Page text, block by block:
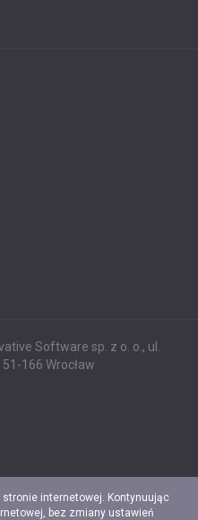
Software sp. z o. o., ul.
166 Wrocław
internetowej. Kontynuując
bez zmiany ustawień